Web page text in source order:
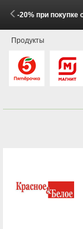
-20% при покупке от 2-х штук вино
Продукты